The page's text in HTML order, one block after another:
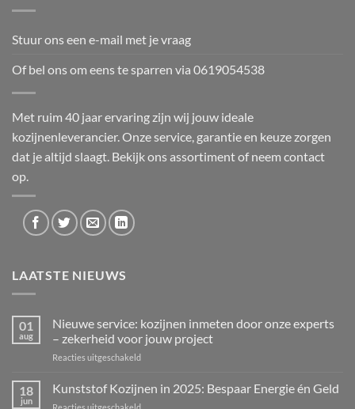
Stuur ons een e-mail met je vraag
Of bel ons om eens te sparren via 0619054538
Met ruim 40 jaar ervaring zijn wij jouw ideale
kozijnenleverancier. Onze service, garantie en keuze zorgen
dat je altijd slaagt. Bekijk onsassortimentof neem contact
op.
LAATSTE NIEUWS
01
aug
Nieuwe service: kozijnen inmeten door onze experts
– zekerheid voor jouw project
Reacties uitgeschakeldvoor
service:
18
jun
Kunststof Kozijnen in 2025: Bespaar Energie én Geld
voor